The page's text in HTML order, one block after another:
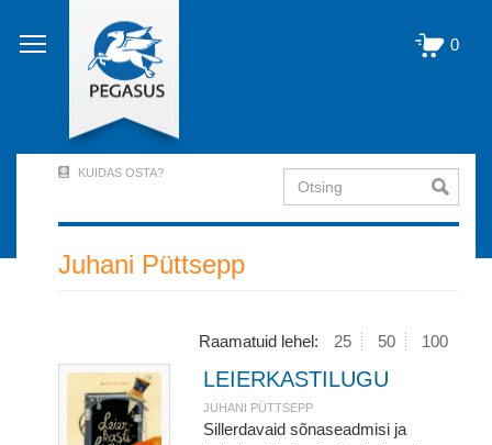
edasi
põhisisu
0
Account
Menu
KUIDAS OSTA? Otsing
Juhani Püttsepp
Raamatuid lehel: 25 50 100
LEIERKASTILUGU
JUHANI PÜTTSEPP
Sillerdavaid sõnaseadmisi ja